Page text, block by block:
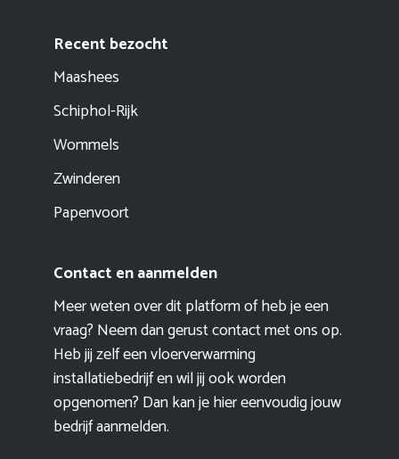
Recent bezocht
Maashees
Schiphol-Rijk
Wommels
Zwinderen
Papenvoort
Contact en aanmelden
Meer weten over dit platform of heb je een
vraag? Neem dan gerust contact met ons op.
Heb jij zelf een vloerverwarming
installatiebedrijf en wil jij ook worden
opgenomen? Dan kan je hier eenvoudigjouw
bedrijf aanmelden.